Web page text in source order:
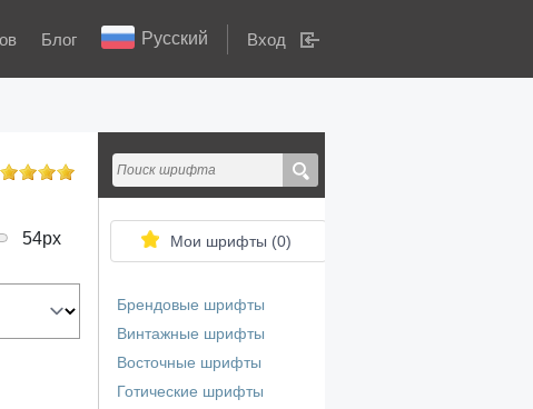
Блог Русский Вход
54px Мои шрифты (0)
Брендовые шрифты
Винтажные шрифты
Восточные шрифты
Готические шрифты